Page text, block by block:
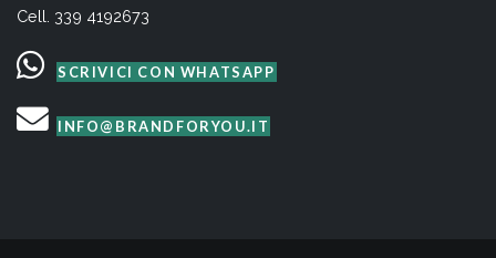
Cell. 339 4192673
SCRIVICI CON WHATSAPP
INFO@BRANDFORYOU.IT